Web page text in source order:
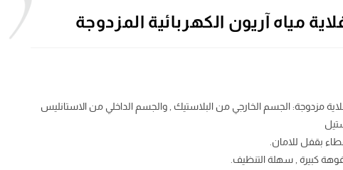
مياه آريون الكهربائية المزدوجة
مزدوجة: الجسم الخارجي من البلاستيك , والجسم الداخلي من الاستانليس
بقفل للامان.
كبيرة , سهلة التنظيف.